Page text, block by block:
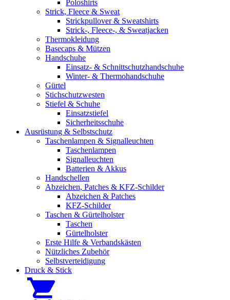
Poloshirts
Strick, Fleece & Sweat
Strickpullover & Sweatshirts
Strick-, Fleece-, & Sweatjacken
Thermokleidung
Basecaps & Mützen
Handschuhe
Einsatz- & Schnittschutzhandschuhe
Winter- & Thermohandschuhe
Gürtel
Stichschutzwesten
Stiefel & Schuhe
Einsatzstiefel
Sicherheitsschuhe
Ausrüstung & Selbstschutz
Taschenlampen & Signalleuchten
Taschenlampen
Signalleuchten
Batterien & Akkus
Handschellen
Abzeichen, Patches & KFZ-Schilder
Abzeichen & Patches
KFZ-Schilder
Taschen & Gürtelholster
Taschen
Gürtelholster
Erste Hilfe & Verbandskästen
Nützliches Zubehör
Selbstverteidigung
Druck & Stick